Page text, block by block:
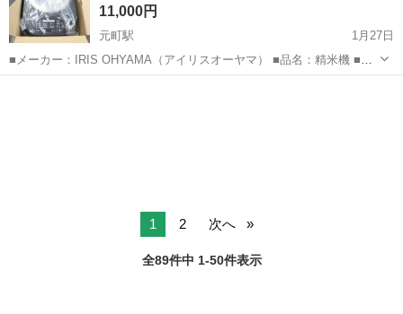
11,000円
元町駅
1月27日
■メーカー：IRIS OHYAMA（アイリスオーヤマ） ■品名：精米機 ■品
番：KRCI-B5 ■本体色：ブラック ■外形寸法：幅約21×奥行約30.8×高
1 2 次へ
全89件中 1-50件表示